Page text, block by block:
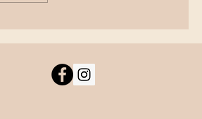
Zuhause in Köniz